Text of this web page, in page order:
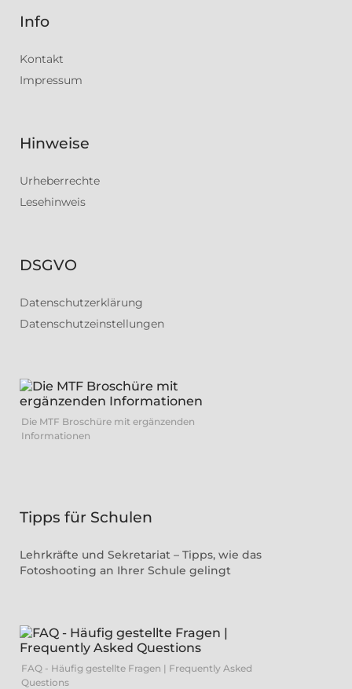
Info
Kontakt
Impressum
Hinweise
Urheberrechte
Lesehinweis
DSGVO
Datenschutzerklärung
Datenschutzeinstellungen
Die MTF Broschüre mit ergänzenden
Informationen
Tipps für Schulen
Lehrkräfte und Sekretariat – Tipps, wie das
Fotoshooting an Ihrer Schule gelingt
FAQ - Häufig gestellte Fragen | Frequently Asked
Questions